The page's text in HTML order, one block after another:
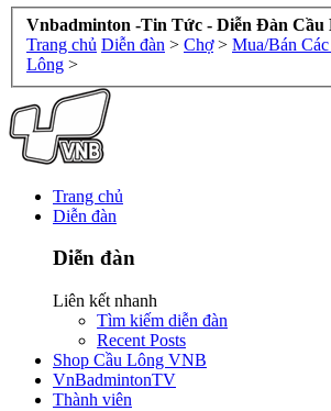
Vnbadminton -Tin Tức - Diễn Đàn Cầu
Trang chủ Diễn đàn > Chợ > Mua/Bán Các
Lông >
Trang chủ
Diễn đàn
Diễn đàn
Liên kết nhanh
Tìm kiếm diễn đàn
Recent Posts
Shop Cầu Lông VNB
VnBadmintonTV
Thành viên